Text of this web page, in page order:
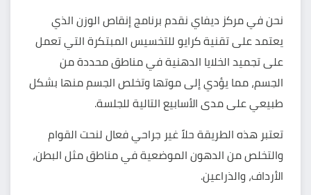
نحن في مركز ديفاي نقدمبرنامج إنقاص الوزنالذي
يعتمد على تقنية كرايو للتخسيس المبتكرة التي تعمل
على تجميد الخلايا الدهنية في مناطق محددة من
الجسم، مما يؤدي إلى موتها وتخلص الجسم منها بشكل
طبيعي على مدى الأسابيع التالية للجلسة.
تعتبر هذه الطريقة حلاً غير جراحي فعال لنحت القوام
والتخلص من الدهون الموضعية في مناطق مثل البطن،
الأرداف، والذراعين.